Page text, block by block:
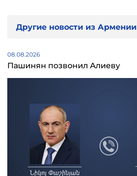
Другие новости из Армении
08.08.2026
Пашинян позвонил Алиеву